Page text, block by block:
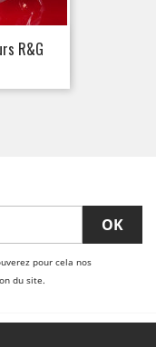
R&G
pour cela nos
du site.